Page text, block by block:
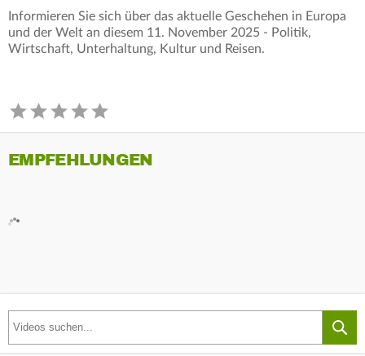
Informieren Sie sich über das aktuelle Geschehen in Europa
und der Welt an diesem 11. November 2025 - Politik,
Wirtschaft, Unterhaltung, Kultur und Reisen.
EMPFEHLUNGEN